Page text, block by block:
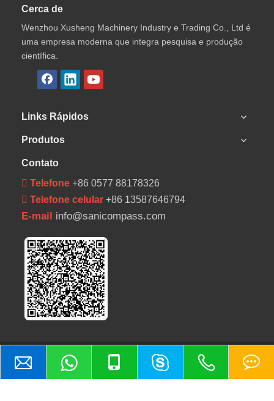
Cerca de
Wenzhou Xusheng Machinery Industry e Trading Co., Ltd é
uma empresa moderna que integra pesquisa e produção
científica.
Links Rápidos
Produtos
Contato
 Telefone +86 0577 88178326
 Telefone celular +86 13587646794
E-mail info@sanicompass.com
Copyright © 2011 Wenzhou Xusheng Machinery Industry and